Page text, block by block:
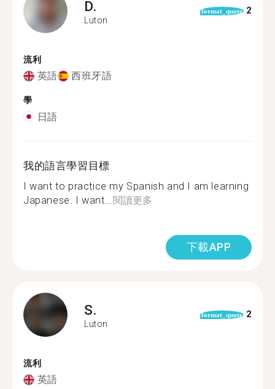
D.
Luton
format_quote 2
流利
英語 西班牙語
學
日語
我的語言學習目標
I want to practice my Spanish and I am learning
Japanese. I want... 閱讀更多
下載APP
S.
Luton
format_quote 2
流利
英語